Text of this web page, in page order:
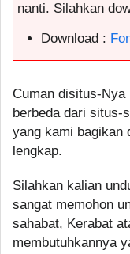
nanti. Silahkan
Download :
Cuman disitus-
berbeda dari situs-
yang kami bagikan
lengkap.
Silahkan kalian
sangat memohon
sahabat, Kerabat
membutuhkannya